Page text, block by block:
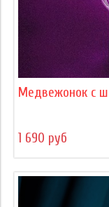
Медвежонок с
1 690 руб